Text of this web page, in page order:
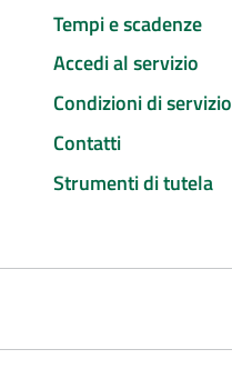
Tempi e scadenze
Accedi al servizio
Condizioni di servizio
Contatti
Strumenti di tutela